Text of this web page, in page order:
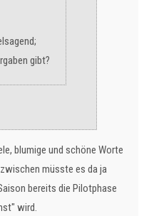
gibt?
blumige und schöne Worte
müsste es da ja
bereits die Pilotphase
wird.